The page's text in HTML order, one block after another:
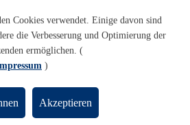
und Schüler
MINT-Schnupperstudium
- Servicestelle für Transferaktivitäten
Transfermagazin der Universität Bremen
Cookies verwendet. Einige davon sind
die Verbesserung und Optimierung der
ermöglichen. (
)
Akzeptieren